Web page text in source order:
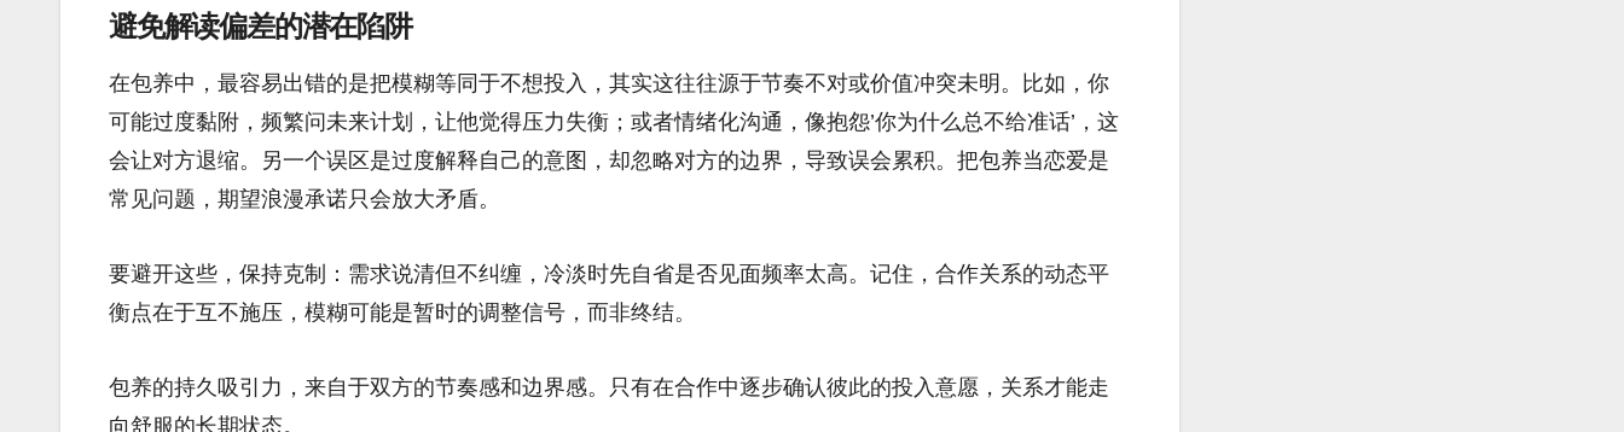
避免解读偏差的潜在陷阱
在包养中，最容易出错的是把模糊等同于不想投入，其实这往往源于节奏不对或价值冲突未明。比如，你
可能过度黏附，频繁问未来计划，让他觉得压力失衡；或者情绪化沟通，像抱怨’你为什么总不给准话’，这
会让对方退缩。另一个误区是过度解释自己的意图，却忽略对方的边界，导致误会累积。把包养当恋爱是
常见问题，期望浪漫承诺只会放大矛盾。
要避开这些，保持克制：需求说清但不纠缠，冷淡时先自省是否见面频率太高。记住，合作关系的动态平
衡点在于互不施压，模糊可能是暂时的调整信号，而非终结。
包养的持久吸引力，来自于双方的节奏感和边界感。只有在合作中逐步确认彼此的投入意愿，关系才能走
向舒服的长期状态。